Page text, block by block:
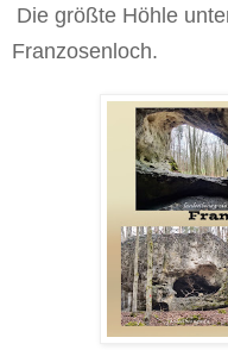
Die größte Höhle
Franzosenloch.